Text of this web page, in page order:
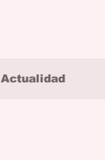
Actualidad